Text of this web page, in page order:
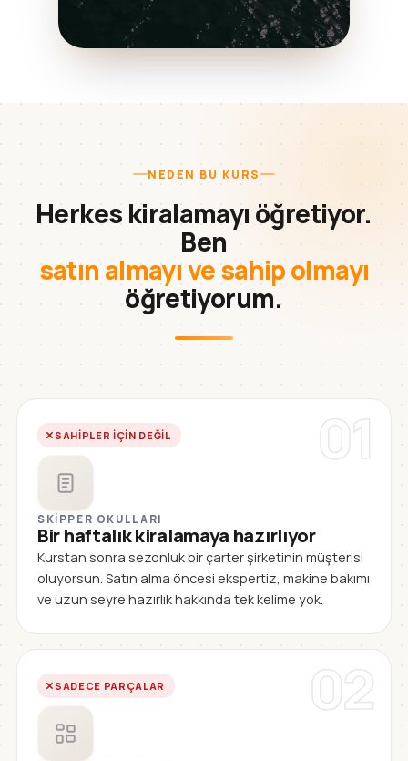
NEDEN BU KURS
Herkes kiralamayı öğretiyor.
Ben
satın almayı ve sahip olmayı
öğretiyorum.
01
SAHIPLER IÇIN DEĞIL
SKIPPER OKULLARI
Bir haftalık kiralamaya hazırlıyor
Kurstan sonra sezonluk bir çarter şirketinin müşterisi
oluyorsun. Satın alma öncesi ekspertiz, makine bakımı
ve uzun seyre hazırlık hakkında tek kelime yok.
02
SADECE PARÇALAR